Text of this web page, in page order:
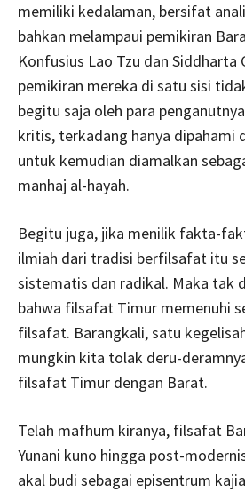
memiliki kedalaman, bersifat
bahkan melampaui pemikiran
Konfusius Lao Tzu dan Siddharta
pemikiran mereka di satu sisi
begitu saja oleh para
kritis, terkadang hanya dipahami
untuk kemudian diamalkan
manhaj al-hayah.
Begitu juga, jika menilik fakta-
ilmiah dari tradisi berfilsafat itu
sistematis dan radikal. Maka tak
bahwa filsafat Timur memenuhi
filsafat. Barangkali, satu
mungkin kita tolak deru-
filsafat Timur dengan Barat.
Telah mafhum kiranya, filsafat
Yunani kuno hingga post-
akal budi sebagai episentrum